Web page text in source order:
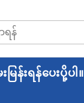
မြန်းရန်ပေးပို့ပါ။